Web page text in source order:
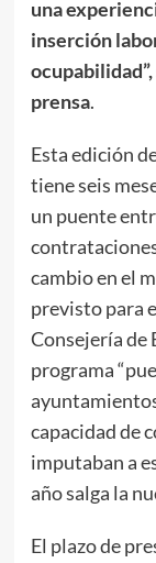
una
inserción
prensa.
Esta edición
tiene seis
un puente
cambio en el
previsto para
Consejería de
programa
capacidad de
imputaban a
año salga la
El plazo de